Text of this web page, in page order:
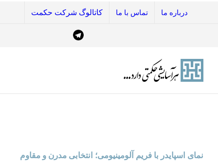
درباره ما تماس با ما کاتالوگ شرکت حکمت
instagram
Telegram
نمای اسپایدر با فریم آلومینیومی؛ انتخابی مدرن و مقاوم